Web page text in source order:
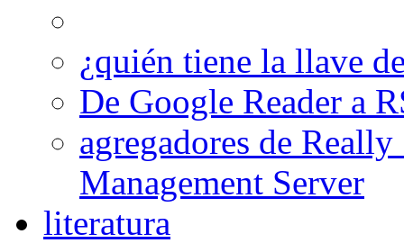
¿quién tiene la llave
De Google Reader a
agregadores de
Management Server
literatura